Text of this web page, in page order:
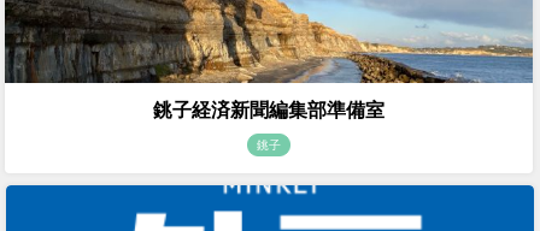
銚子経済新聞編集部準備室
銚子